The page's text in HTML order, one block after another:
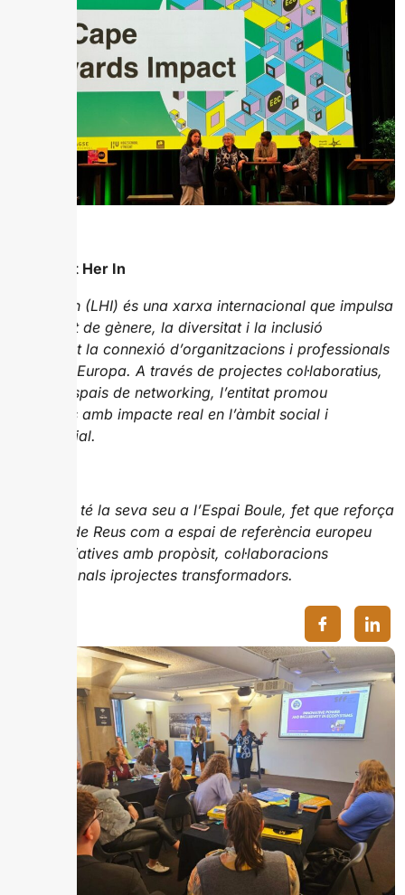
Sobre Let Her In
Let Her In (LHI) és una xarxa internacional que impulsa
la igualtat de gènere, la diversitat i la inclusió
mitjançant la connexió d’organitzacions i professionals
d’arreu d’Europa. A través de projectes col·laboratius,
tallers i espais de networking, l’entitat promou
iniciatives amb impacte real en l’àmbit social i
empresarial.
Let Her In té la seva seu a l’Espai Boule, fet que reforça
el paper de Reus com a espai de referència europeu
per a iniciatives amb propòsit, col·laboracions
internacionals iprojectes transformadors.